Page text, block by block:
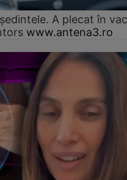
A plecat în
www.antena3.ro